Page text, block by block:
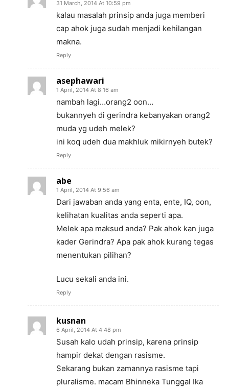
31 March, 2014 At 10:59 pm
kalau masalah prinsip anda juga memberi
cap ahok juga sudah menjadi kehilangan
makna.
Reply
asephawari
1 April, 2014 At 8:16 am
nambah lagi…orang2 oon…
bukannyeh di gerindra kebanyakan orang2
muda yg udeh melek?
ini koq udeh dua makhluk mikirnyeh butek?
Reply
abe
1 April, 2014 At 9:56 am
Dari jawaban anda yang enta, ente, IQ, oon,
kelihatan kualitas anda seperti apa.
Melek apa maksud anda? Pak ahok kan juga
kader Gerindra? Apa pak ahok kurang tegas
menentukan pilihan?
Lucu sekali anda ini.
Reply
kusnan
6 April, 2014 At 4:48 pm
Susah kalo udah prinsip, karena prinsip
hampir dekat dengan rasisme.
Sekarang bukan zamannya rasisme tapi
pluralisme. macam Bhinneka Tunggal Ika